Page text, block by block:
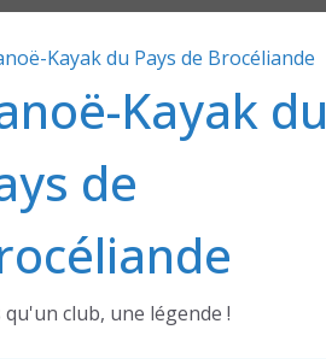
Kayak du
de
qu'un club, une légende !